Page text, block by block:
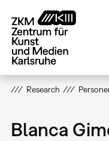
zum
Inhalt
Research
Blanca